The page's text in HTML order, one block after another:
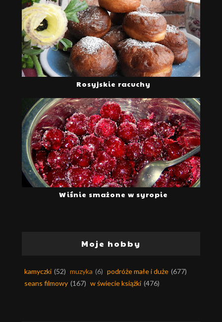
Rosyjskie racuchy
Wiśnie smażone w syropie
Moje hobby
kamyczki (52) muzyka (6) podróże małe i duże (677)
seans filmowy (167) w świecie książki (476)